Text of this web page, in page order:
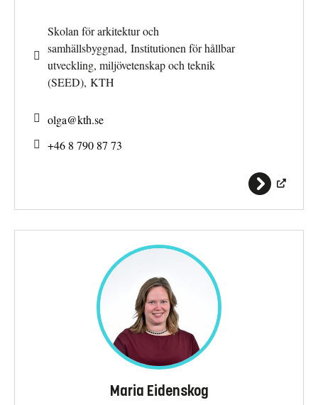
Skolan för arkitektur och
samhällsbyggnad, Institutionen för hållbar
utveckling, miljövetenskap och teknik
(SEED), KTH
olga@kth.se
+46 8 790 87 73
Maria Eidenskog